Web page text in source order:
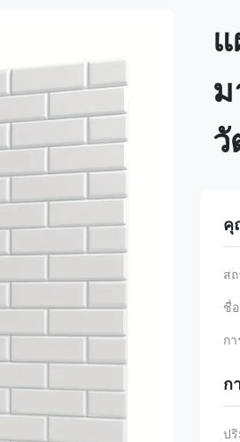
ม
คุ
ส
ชื่
ก
ก
ป